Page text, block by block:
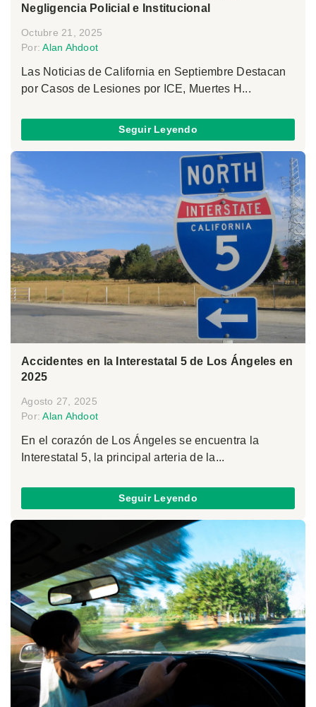
Negligencia Policial e Institucional
Octubre 21, 2025
Por:Alan Ahdoot
Las Noticias de California en Septiembre Destacan
por Casos de Lesiones por ICE, Muertes H...
Seguir Leyendo
Accidentes en la Interestatal 5 de Los Ángeles en
2025
Agosto 27, 2025
Por:Alan Ahdoot
En el corazón de Los Ángeles se encuentra la
Interestatal 5, la principal arteria de la...
Seguir Leyendo